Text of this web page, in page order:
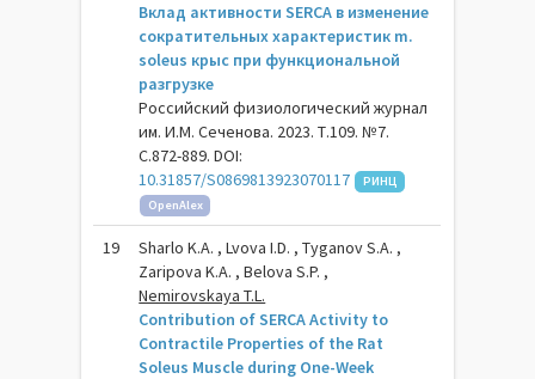
Вклад активности SERCA в изменение
сократительных характеристик m.
soleus крыс при функциональной
разгрузке
Российский физиологический журнал
им. И.М. Сеченова. 2023. Т.109. №7.
С.872-889. DOI:
10.31857/S0869813923070117
РИНЦ
OpenAlex
19
Sharlo K.A. , Lvova I.D. , Tyganov S.A. ,
Zaripova K.A. , Belova S.P. ,
Nemirovskaya T.L.
Contribution of SERCA Activity to
Contractile Properties of the Rat
Soleus Muscle during One-Week